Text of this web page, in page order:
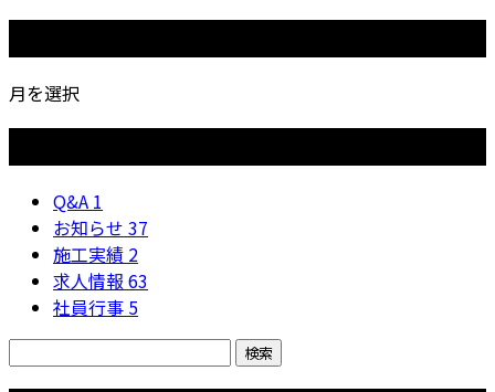
月を選択
Q&A 1
お知らせ 37
施工実績 2
求人情報 63
社員行事 5